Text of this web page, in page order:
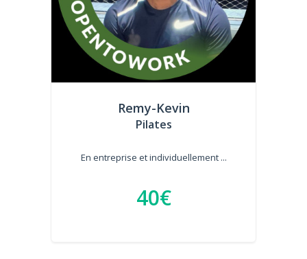
Remy-Kevin
Pilates
En entreprise et individuellement ...
40€